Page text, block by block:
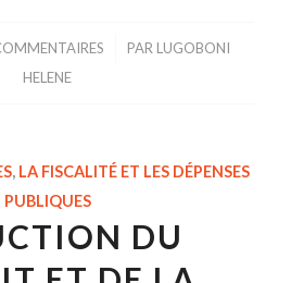
/ PAR LUGOBONI
HELENE
, LA FISCALITÉ ET LES DÉPENSES
PUBLIQUES
DU